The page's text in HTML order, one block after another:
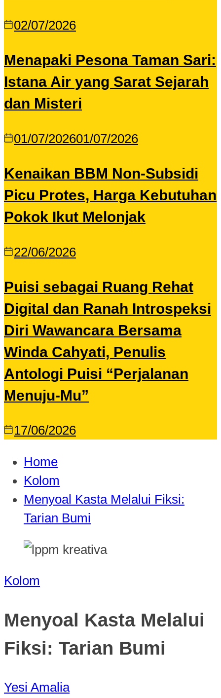
02/07/2026
Menapaki Pesona Taman Sari:
Istana Air yang Sarat Sejarah
dan Misteri
01/07/202601/07/2026
Kenaikan BBM Non-Subsidi
Picu Protes, Harga Kebutuhan
Pokok Ikut Melonjak
22/06/2026
Puisi sebagai Ruang Rehat
Digital dan Ranah Introspeksi
Diri Wawancara Bersama
Winda Cahyati, Penulis
Antologi Puisi “Perjalanan
Menuju-Mu”
17/06/2026
Home
Kolom
Menyoal Kasta Melalui Fiksi:
Tarian Bumi
Kolom
Menyoal Kasta Melalui
Fiksi: Tarian Bumi
Yesi Amalia